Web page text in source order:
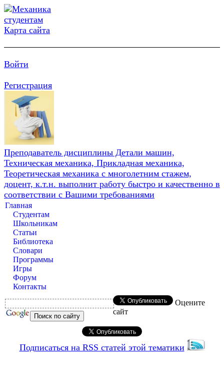
Карта сайта
Войти
Регистрация
Преподаватель дисциплины Детали машин,
Техническая механика, Прикладная механика,
Теоретическая механика с многолетним стажем,
доцент, к.т.н. выполнит работу быстро и качественно в
соответствии с Вашими требованиями
Главная
Студентам
Школьникам
Статьи
Библиотека
Словари
Программы
Игры
Форум
Контакты
Оцените
сайт
Подписаться на RSS статей этой тематики